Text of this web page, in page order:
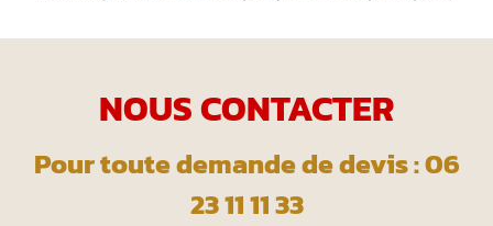
NOUS CONTACTER
Pour toute demande de devis : 06
23 11 11 33